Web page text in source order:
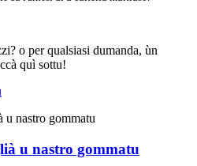
o per qualsiasi dumanda, ùn
quì sottu!
u nastro gommatu